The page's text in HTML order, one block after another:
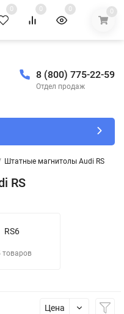
0 0 0 0
8 (800) 775-22-59
Отдел продаж
Штатные магнитолы Audi RS
RS
RS6
товаров
Цена